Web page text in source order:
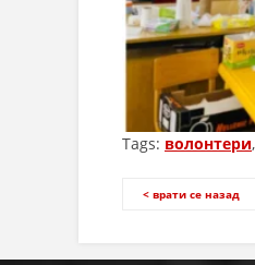
Tags: волонтери,
< врати се назад